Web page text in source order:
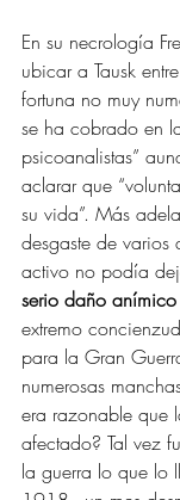
En su necrología
ubicar a Tausk
fortuna no muy
se ha cobrado en
psicoanalistas”
aclarar que
su vida”. Más
desgaste de varios
activo no podía
serio daño anímico
extremo
para la Gran
numerosas
era razonable que
afectado? Tal vez
la guerra lo que lo